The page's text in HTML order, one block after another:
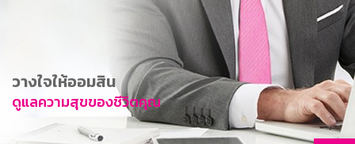
การพัฒนาที่ยั่งยืน
ข่าวสาร
บริการทางการเงิน
วางใจให้ออมสิน
ดูแลความสุขของชีวิตคุณ